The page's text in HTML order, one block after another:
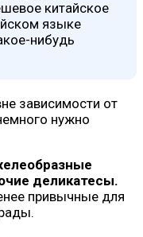
китайское
языке
нибудь
зависимости от
нужно
деликатесы.
привычные для